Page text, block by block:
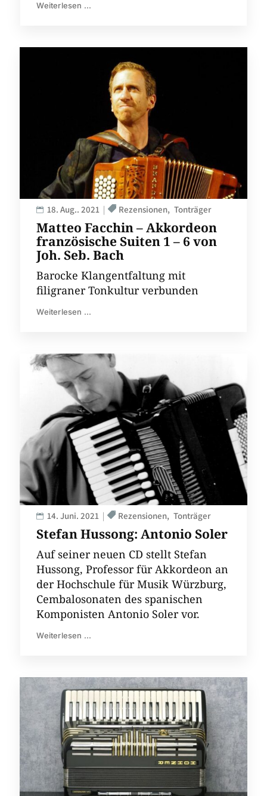
Weiterlesen ...
Matteo Facchin – Akkordeon
französische Suiten 1 – 6 von
Joh. Seb. Bach
18. Aug.. 2021 Rezensionen Tonträger
Barocke Klangentfaltung mit
filigraner Tonkultur verbunden
Weiterlesen ...
Stefan Hussong: Antonio Soler
14. Juni. 2021 Rezensionen Tonträger
Auf seiner neuen CD stellt Stefan
Hussong, Professor für Akkordeon an
der Hochschule für Musik Würzburg,
Cembalosonaten des spanischen
Komponisten Antonio Soler vor.
Weiterlesen ...